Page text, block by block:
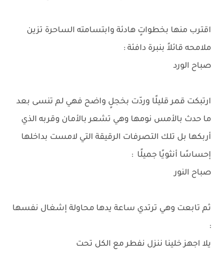
اقترب منها بخطواتٍ هادئة وابتسامته الساحرة تزين
ملامحه قائلاً بنبرة دافئة :
صباح الورد
ارتبكت قمر قليلًا وردّت بخجلٍ واضح فهي لم تنسى بعد
ما حدث بالأمس نومها وهي تشعر بالأمان وقربه الذي
أربكها بل تلك التصرفات الرقيقة التي لامست بداخلها
إحساسًا أنثويًا جميلًا :
صباح النور
ثم تابعت وهي ترتدي ساعة يدها محاولة إشغال نفسها
:
يلا اجهز خلينا ننزل نفطر مع الكل تحت